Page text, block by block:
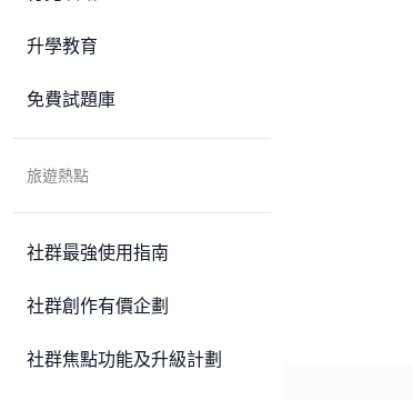
升學教育
免費試題庫
旅遊熱點
社群最強使用指南
社群創作有價企劃
社群焦點功能及升級計劃